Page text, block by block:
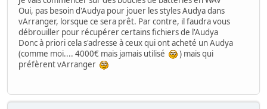
Oui, pas besoin d'Audya pour jouer les styles Audya dans
vArranger, lorsque ce sera prêt. Par contre, il faudra vous
débrouiller pour récupérer certains fichiers de l'Audya
Donc à priori cela s'adresse à ceux qui ont acheté un Audya
(comme moi.... 4000€ mais jamais utilisé
) mais qui
préfèrent vArranger